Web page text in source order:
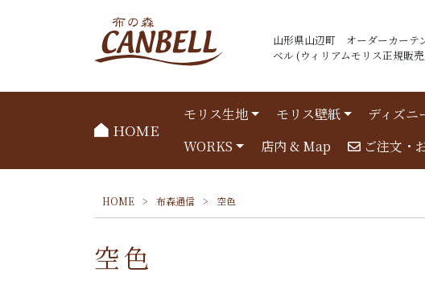
山形県山辺町 オーダーカーテ
ベル (ウィリアムモリス正規販
HOME
モリス生地 モリス壁紙 ディズニ
WORKS
店内 & Map ご注文・
HOME > 布森通信 > 空色
空色